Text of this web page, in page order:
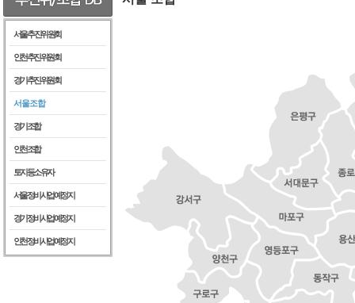
서울 추진위원회
인천추진위원회
경기추진위원회
서울조합
경기조합
인천조합
토지등소유자
서울정비사업예정지
경기정비사업예정지
인천정비사업예정지